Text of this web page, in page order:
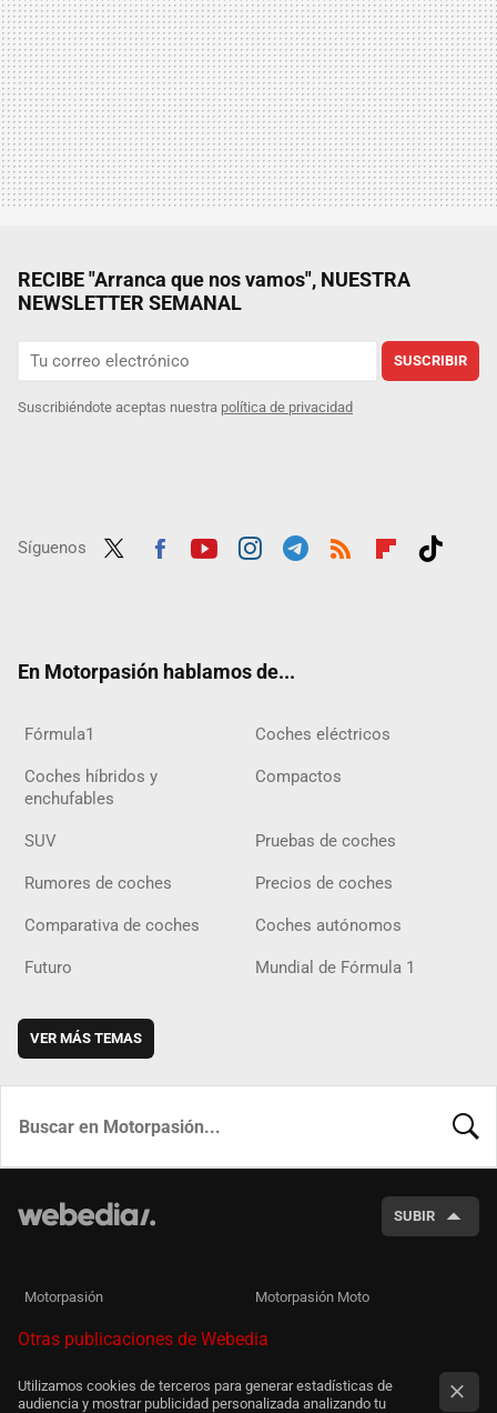
RECIBE "Arranca que nos vamos", NUESTRA
NEWSLETTER SEMANAL
SUSCRIBIR
Suscribiéndote aceptas nuestra política de privacidad
Síguenos
En Motorpasión hablamos de...
Fórmula1 Coches eléctricos
Coches híbridos y
enchufables
Compactos
SUV Pruebas de coches
Rumores de coches Precios de coches
Comparativa de coches Coches autónomos
Futuro Mundial de Fórmula 1
VER MÁS TEMAS
SUBIR
Motorpasión Motorpasión Moto
Otras publicaciones de Webedia
Utilizamos cookies de terceros para generar estadísticas de
audiencia y mostrar publicidad personalizada analizando tu